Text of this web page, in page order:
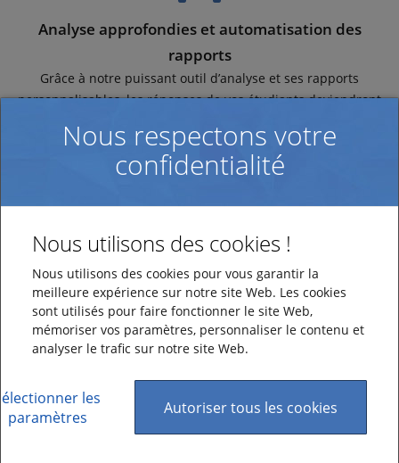
Analyse approfondies et automatisation des
rapports
Grâce à notre puissant outil d’analyse et ses rapports
personnalisables, les réponses de vos étudiants deviendront
automatiquement des rapports et partagez-les au sein de
votre plateforme d’apprentissage, ou d’autres canaux. Vous
rapports, en supprimant les réponses textuelles
Priorité sur la sécurité et l’accessibilité
les à répondre honnêtement grâce aux enquêtes anonymes,
conformes au RGPD et accessibles à tous les utilisateurs
(WCAG 2.1 AA). En favorisant l’inclusivité et la discrétion, les
Nous respectons votre
confidentialité
Nous utilisons des cookies !
Nous utilisons des cookies pour vous garantir la
meilleure expérience sur notre site Web. Les cookies
sont utilisés pour faire fonctionner le site Web,
mémoriser vos paramètres, personnaliser le contenu et
analyser le trafic sur notre site Web.
les
paramètres
Autoriser tous les cookies